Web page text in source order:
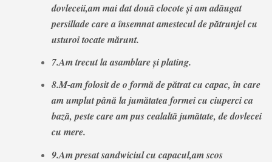
dovleceii,am mai dat două clocote și am adăugat
persillade care a însemnat amestecul de pătrunjel cu
usturoi tocate mărunt.
7.Am trecut la asamblare și plating.
8.M-am folosit de o formă de pătrat cu capac, în care
am umplut până la jumătatea formei cu ciuperci ca
bază, peste care am pus cealaltă jumătate, de dovlecei
cu mere.
9.Am presat sandwiciul cu capacul,am scos